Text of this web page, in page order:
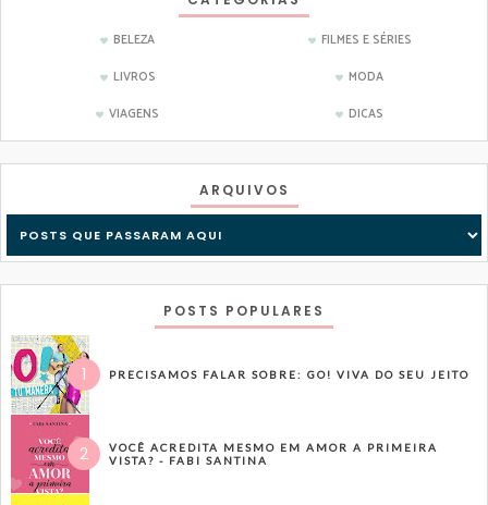
BELEZA
FILMES E SÉRIES
LIVROS
MODA
VIAGENS
DICAS
ARQUIVOS
POSTS POPULARES
PRECISAMOS FALAR SOBRE: GO! VIVA DO SEU JEITO
VOCÊ ACREDITA MESMO EM AMOR A PRIMEIRA
VISTA? - FABI SANTINA